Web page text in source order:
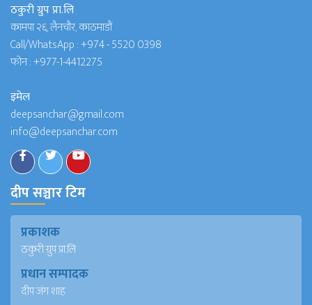
ठकुरी ग्रुप प्रा.लि
कामपा २६, लैनचौर, काठमाडौं
Call/WhatsApp :+974 - 5520 0398
फोन :+977-1-4412275
इमेल
deepsanchar@gmail.com
info@deepsanchar.com
दीप सञ्चार टिम
प्रकाशक
ठकुरी ग्रुप प्रा.लि
प्रधान सम्पादक
दीप जंग शाह